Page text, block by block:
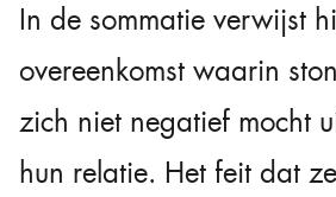
In de sommatie verwijst
overeenkomst waarin
zich niet negatief mocht
hun relatie. Het feit dat